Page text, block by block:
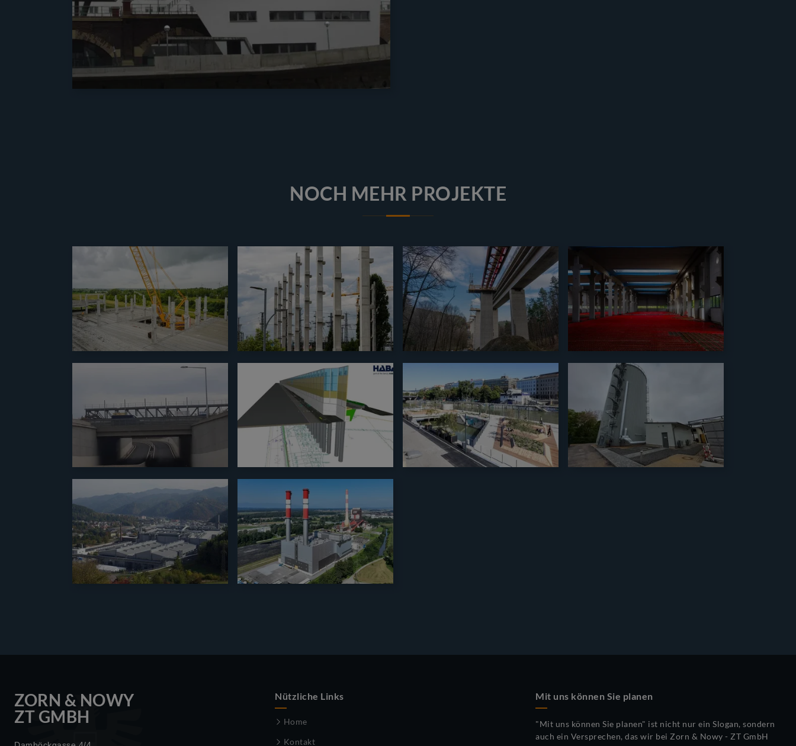
NOCH MEHR PROJEKTE
ZORN & NOWY
ZT GMBH
Nützliche Links
Home
Kontakt
Mit uns können Sie planen
"Mit uns können Sie planen" ist nicht nur ein Slogan, sondern
auch ein Versprechen, das wir bei Zorn & Nowy - ZT GmbH